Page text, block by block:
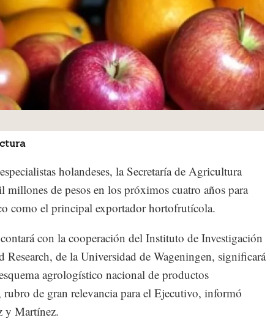
holandeses, la Secretaría de Agricultura
millones de pesos en los próximos cuatro años para
como el principal exportador hortofrutícola.
con la cooperación del Instituto de Investigación
de la Universidad de Wageningen, significará
agrologístico nacional de productos
rubro de gran relevancia para el Ejecutivo, informó
y Martínez.